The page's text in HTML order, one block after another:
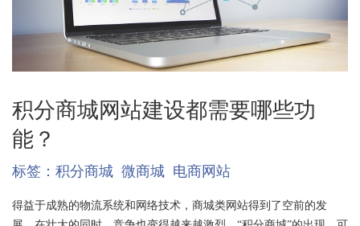
积分商城网站建设都需要哪些功
能？
标签： 积分商城 微商城 电商网站
得益于成熟的物流系统和网络技术，商城类网站得到了空前的发